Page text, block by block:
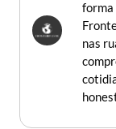
forma
nas